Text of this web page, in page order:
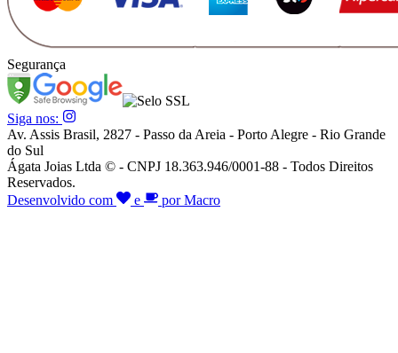
Segurança
Siga nos:
Av. Assis Brasil, 2827 - Passo da Areia - Porto Alegre - Rio Grande
do Sul
Ágata Joias Ltda © - CNPJ 18.363.946/0001-88 - Todos Direitos
Reservados.
Desenvolvido com
e por Macro